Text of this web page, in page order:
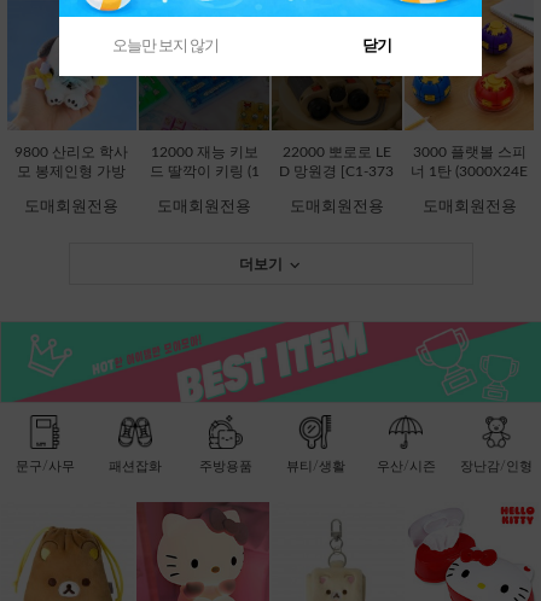
9800 산리오 학사
모 봉제인형 가방
[B2-083227]
도매회원전용
12000 재능 키보
드 딸깍이 키링 (1
45048]
도매회원전용
22000 뽀로로 LE
D 망원경 [C1-373
도매회원전용
3000 플랫볼 스피
너 1탄 (3000X24E
도매회원전용
더보기
문구/사무 패션잡화 주방용품 뷰티/생활 우산/시즌 장난감/인형
오늘만 보지 않기 닫기